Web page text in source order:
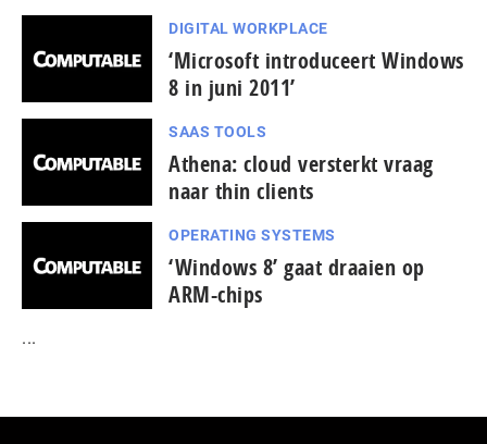
DIGITAL WORKPLACE
‘Microsoft introduceert Windows
8 in juni 2011’
SAAS TOOLS
Athena: cloud versterkt vraag
naar thin clients
OPERATING SYSTEMS
‘Windows 8’ gaat draaien op
ARM-chips
...